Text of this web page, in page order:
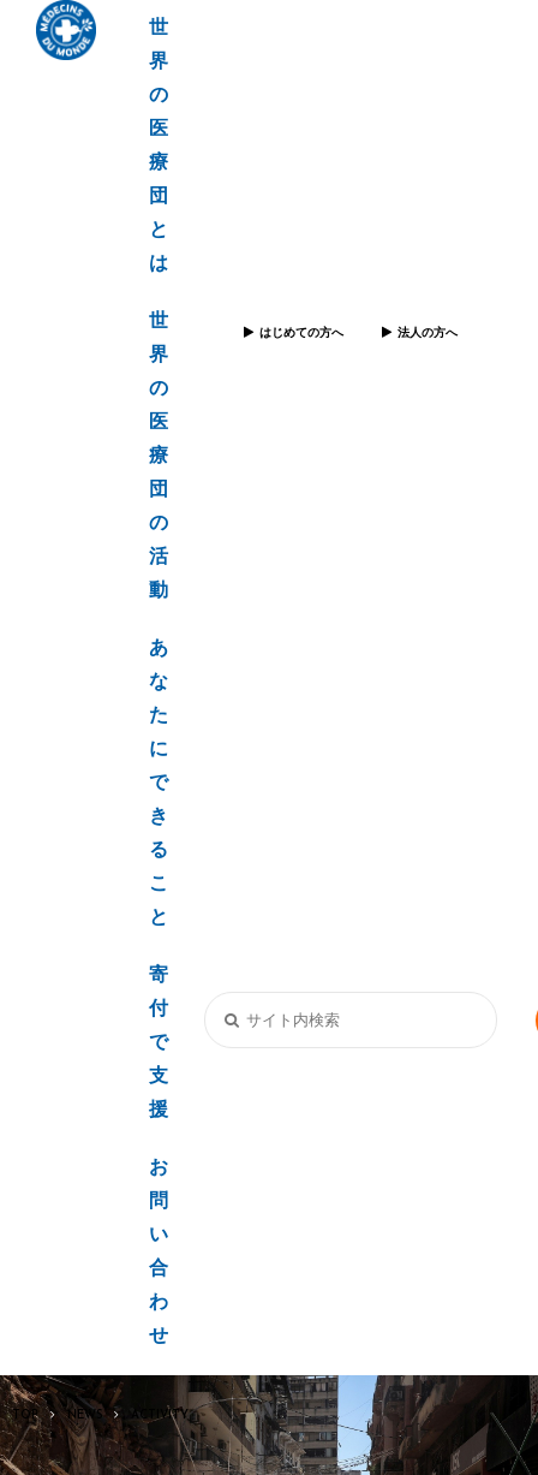
世
界
の
医
療
団
と
は
世
界
の
医
療
団
の
活
動
あ
な
た
に
で
き
る
こ
と
寄
付
で
支
援
お
問
い
合
わ
せ
はじめての方へ 法人の方へ
TOP NEWS ACTIVITY